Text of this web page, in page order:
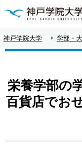
神戸学院大学 学部・
栄養学部の
百貨店でお